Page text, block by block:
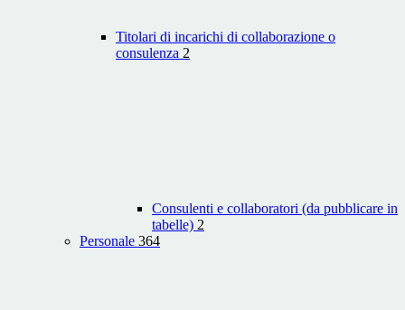
Titolari di incarichi di collaborazione o
consulenza 2
Consulenti e collaboratori (da pubblicare in
tabelle) 2
Personale 364